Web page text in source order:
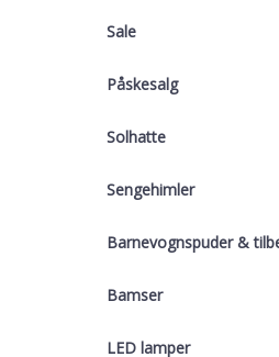
Sale
Påskesalg
Solhatte
Sengehimler
Barnevognspuder &
Bamser
LED lamper